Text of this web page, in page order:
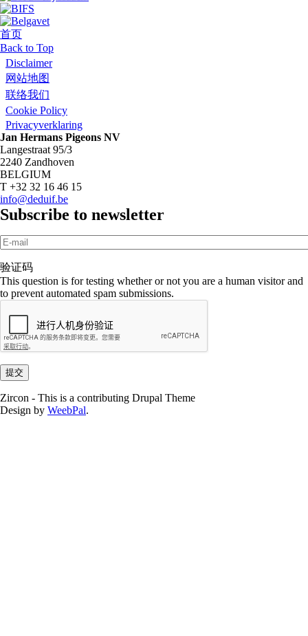
当前位置
首页
Back to Top
Disclaimer
网站地图
联络我们
Cookie Policy
Privacyverklaring
Jan Hermans Pigeons NV
Langestraat 95/3
2240 Zandhoven
BELGIUM
T +32 32 16 46 15
info@deduif.be
Subscribe to newsletter
E-mail
验证码
This question is for testing whether or not you are a human visitor and
to prevent automated spam submissions.
Zircon - This is a contributing Drupal Theme
Design by WeebPal.